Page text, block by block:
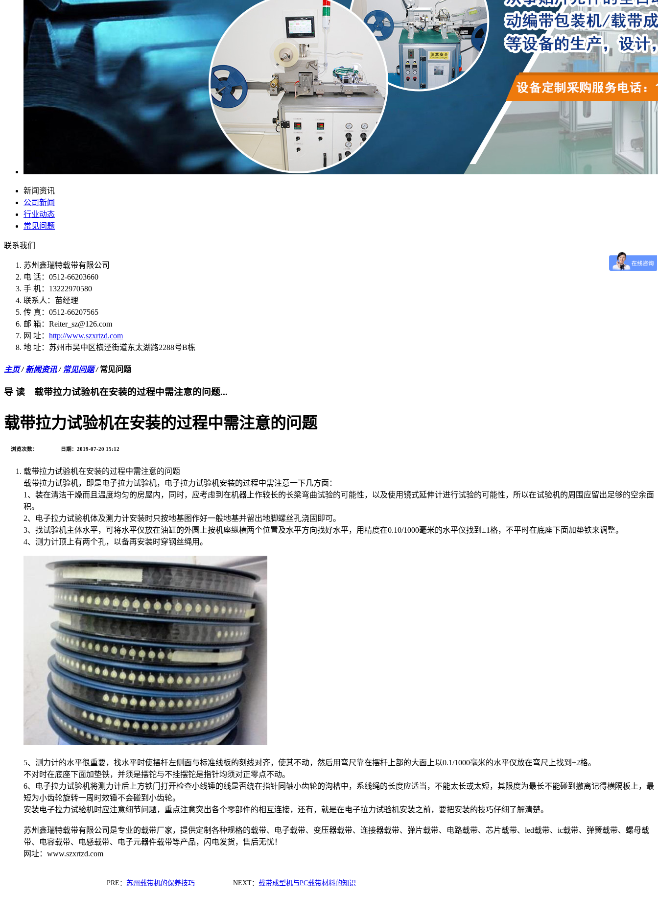
新闻资讯
公司新闻
行业动态
常见问题
联系我们
苏州鑫瑞特载带有限公司
电 话：0512-66203660
手 机：13222970580
联系人：苗经理
传 真：0512-66207565
邮 箱：Reiter_sz@126.com
网 址： http://www.szxrtzd.com
地 址：苏州市吴中区横泾街道东太湖路2288号B栋
主页/新闻资讯/ 常见问题/常见问题
导 读 载带拉力试验机在安装的过程中需注意的问题...
载带拉力试验机在安装的过程中需注意的问题
浏览次数： 日期：2019-07-20 15:12
载带拉力试验机在安装的过程中需注意的问题
载带拉力试验机，即是电子拉力试验机，电子拉力试验机安装的过程中需注意一下几方面：
1、装在清洁干燥而且温度均匀的房屋内，同时，应考虑到在机器上作较长的长梁弯曲试验的可能性，以及使用镜式延伸计进行试验的可能性，所以在试验机的周围应留出足够的空余面
积。
2、电子拉力试验机体及测力计安装时只按地基图作好一般地基并留出地脚螺丝孔浇固即可。
3、找试验机主体水平，可将水平仪放在油缸的外圆上按机座纵横两个位置及水平方向找好水平，用精度在0.10/1000毫米的水平仪找到±1格，不平时在底座下面加垫铁来调整。
4、测力计顶上有两个孔，以备再安装时穿钢丝绳用。
5、测力计的水平很重要，找水平时使摆杆左侧面与标准线板的刻线对齐，使其不动，然后用弯尺靠在摆杆上部的大面上以0.1/1000毫米的水平仪放在弯尺上找到±2格。
不对时在底座下面加垫铁，并须是摆铊与不挂摆铊是指针均须对正零点不动。
6、电子拉力试验机将测力计后上方铁门打开检查小线锤的线是否绕在指针同轴小齿轮的沟槽中，系线绳的长度应适当，不能太长或太短，其限度为最长不能碰到撤离记得横隔板上，最
短为小齿轮旋转一周时效锤不会碰到小齿轮。
安装电子拉力试验机时应注意细节问题，重点注意突出各个零部件的相互连接，还有，就是在电子拉力试验机安装之前，要把安装的技巧仔细了解清楚。
苏州鑫瑞特载带有限公司是专业的载带厂家，提供定制各种规格的载带、电子载带、变压器载带、连接器载带、弹片载带、电路载带、芯片载带、led载带、ic载带、弹簧载带、螺母载
带、电容载带、电感载带、电子元器件载带等产品，闪电发货，售后无忧！
网址：www.szxrtzd.com
PRE： 苏州载带机的保养技巧 NEXT： 载带成型机与PC载带材料的知识